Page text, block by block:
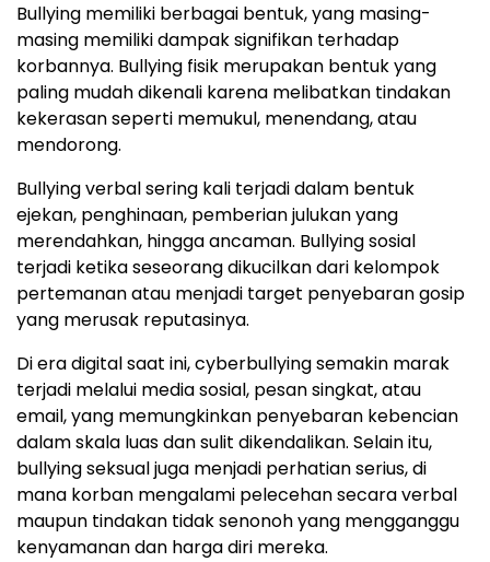
Bullying memiliki berbagai bentuk, yang masing-
masing memiliki dampak signifikan terhadap
korbannya. Bullying fisik merupakan bentuk yang
paling mudah dikenali karena melibatkan tindakan
kekerasan seperti memukul, menendang, atau
mendorong.
Bullying verbal sering kali terjadi dalam bentuk
ejekan, penghinaan, pemberian julukan yang
merendahkan, hingga ancaman. Bullying sosial
terjadi ketika seseorang dikucilkan dari kelompok
pertemanan atau menjadi target penyebaran gosip
yang merusak reputasinya.
Di era digital saat ini, cyberbullying semakin marak
terjadi melalui media sosial, pesan singkat, atau
email, yang memungkinkan penyebaran kebencian
dalam skala luas dan sulit dikendalikan. Selain itu,
bullying seksual juga menjadi perhatian serius, di
mana korban mengalami pelecehan secara verbal
maupun tindakan tidak senonoh yang mengganggu
kenyamanan dan harga diri mereka.